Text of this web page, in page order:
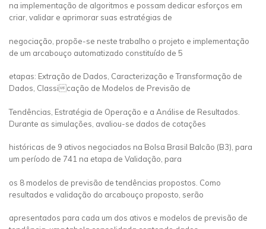
na implementação de algoritmos e possam dedicar esforços em
criar, validar e aprimorar suas estratégias de
negociação, propõe-se neste trabalho o projeto e implementação
de um arcabouço automatizado constituído de 5
etapas: Extração de Dados, Caracterização e Transformação de
Dados, Classicação de Modelos de Previsão de
Tendências, Estratégia de Operação e a Análise de Resultados.
Durante as simulações, avaliou-se dados de cotações
históricas de 9 ativos negociados na Bolsa Brasil Balcão (B3), para
um período de 741 na etapa de Validação, para
os 8 modelos de previsão de tendências propostos. Como
resultados e validação do arcabouço proposto, serão
apresentados para cada um dos ativos e modelos de previsão de